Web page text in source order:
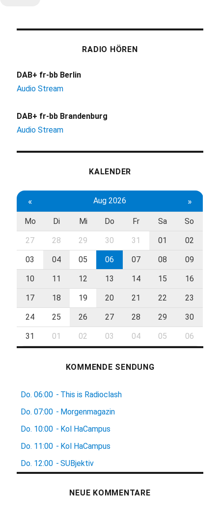
RADIO HÖREN
DAB+ fr-bb Berlin
Audio Stream
DAB+ fr-bb Brandenburg
Audio Stream
KALENDER
« Aug 2026 »
Mo Di Mi Do Fr Sa So
27 28 29 30 31 01 02
03 04 05 06 07 08 09
10 11 12 13 14 15 16
17 18 19 20 21 22 23
24 25 26 27 28 29 30
31 01 02 03 04 05 06
KOMMENDE SENDUNG
Do. 06:00 - This is Radioclash
Do. 07:00 - Morgenmagazin
Do. 10:00 - Kol HaCampus
Do. 11:00 - Kol HaCampus
Do. 12:00 - SUBjektiv
NEUE KOMMENTARE